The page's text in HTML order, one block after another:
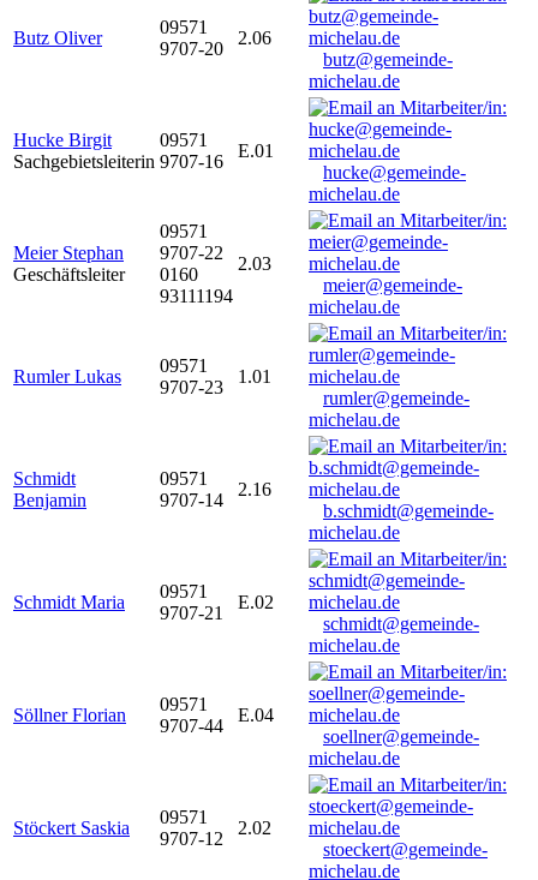
Butz Oliver
09571
9707-20
2.06
butz@gemeinde-
michelau.de
Hucke Birgit
Sachgebietsleiterin
09571
9707-16
E.01
hucke@gemeinde-
michelau.de
Meier Stephan
Geschäftsleiter
09571
9707-22
0160
93111194
2.03
meier@gemeinde-
michelau.de
Rumler Lukas
09571
9707-23
1.01
rumler@gemeinde-
michelau.de
Schmidt
Benjamin
09571
9707-14
2.16
b.schmidt@gemeinde-
michelau.de
Schmidt Maria
09571
9707-21
E.02
schmidt@gemeinde-
michelau.de
Söllner Florian
09571
9707-44
E.04
soellner@gemeinde-
michelau.de
Stöckert Saskia
09571
9707-12
2.02
stoeckert@gemeinde-
michelau.de